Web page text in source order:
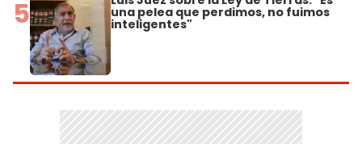
5 una pelea que perdimos, no fuimos
inteligentes"